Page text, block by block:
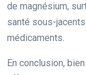
de magnésium,
santé sous-
médicaments.
En conclusion,